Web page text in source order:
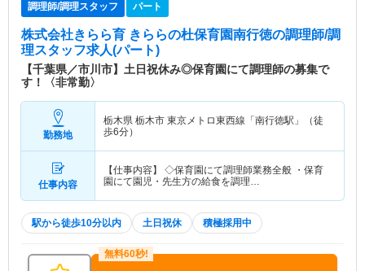
調理師/調理スタッフ パート
株式会社きらら育 きららの杜保育園南行徳の調理師/調
理スタッフ求人(パート)
【千葉県／市川市】土日祝休み◎保育園にて調理師の募集で
す！〈非常勤〉
勤務地
栃木県 栃木市 東京メトロ東西線「南行徳駅」（徒
歩6分）
仕事内容
【仕事内容】 ◇保育園にて調理師業務全般 ・保育
園にて園児・先生方の給食を調理…
駅から徒歩10分以内 土日祝休 積極採用中